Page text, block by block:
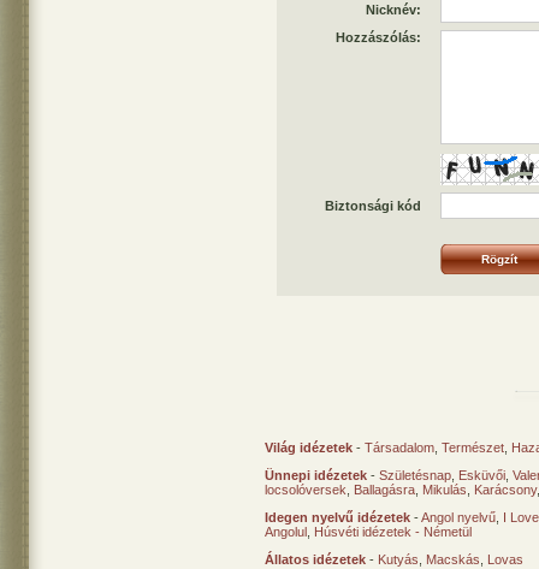
Nicknév:
Hozzászólás:
Biztonsági kód
Világ idézetek - Társadalom Természet
Ünnepi idézetek - Születésnap Esküvői
locsolóversek
Ballagásra Mikulás Karácsony
Idegen nyelvű idézetek -Angol nyelvű I
Angolul Húsvéti idézetek - Németül
Állatos idézetek - Kutyás Macskás
Lovas